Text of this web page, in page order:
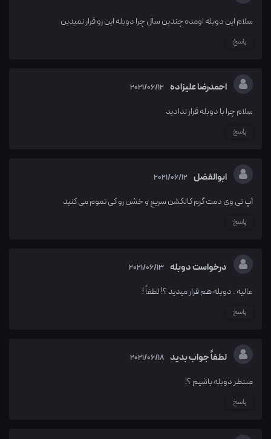
سلام این دوبله اومده چندین سال چرا دوبله این رو قرار نمیدین
پاسخ
احمدرضا علیزاده 2021/06/12
سلام چرا با دوبله قرار ندادید
پاسخ
ابوالفضل 2021/06/12
آپ تی وی دمت گرم کالکشن سریع و خشن رو کی تموم می کنید
پاسخ
درخواست دوبله 2021/06/13
عالیه . دوبله هم قرار میدید ؟! لطفاً !
پاسخ
لطفاً جواب بدید 2021/06/18
منتظر دوبله باشیم ؟!
پاسخ